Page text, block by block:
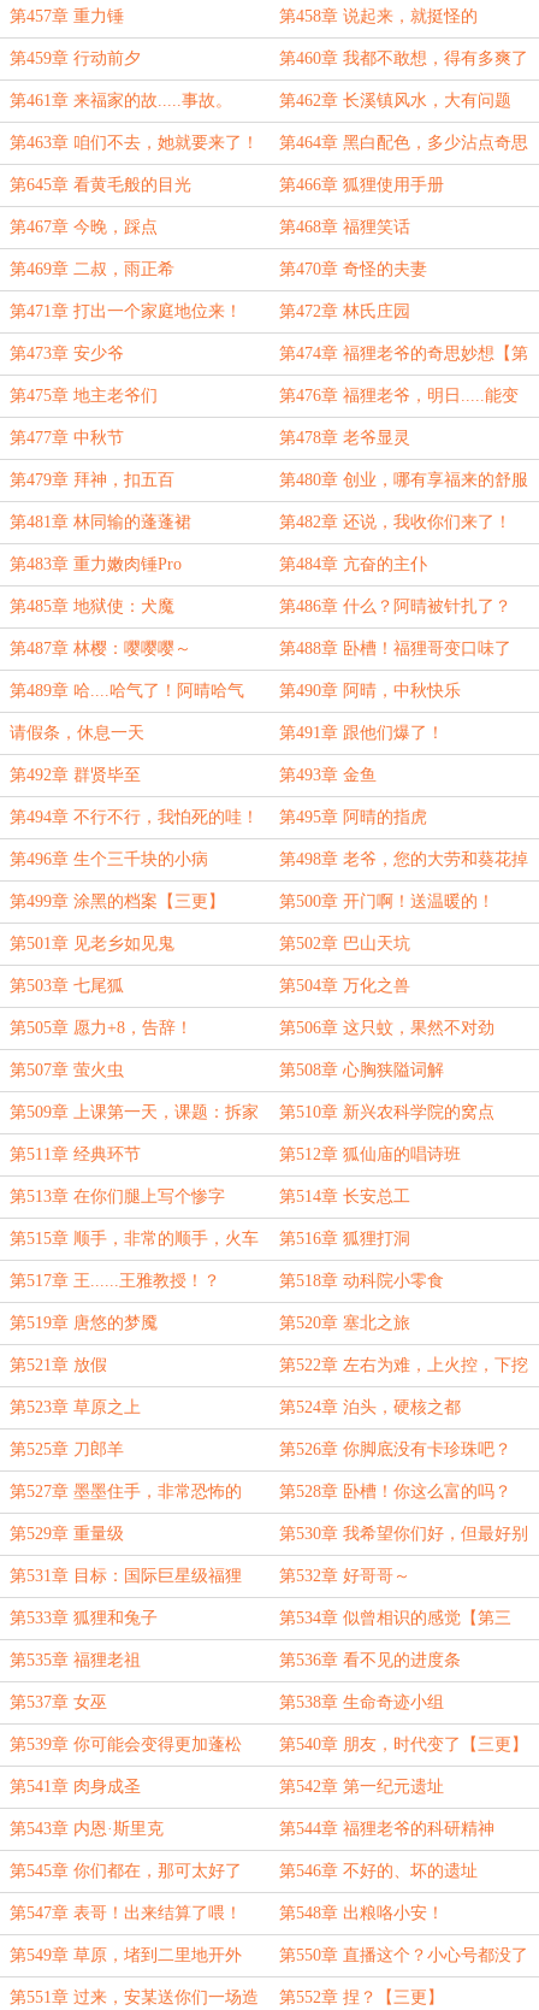
第457章 重力锤 第458章 说起来，就挺怪的
第459章 行动前夕 第460章 我都不敢想，得有多爽了
第461章 来福家的故.....事故。 第462章 长溪镇风水，大有问题
第463章 咱们不去，她就要来了！ 第464章 黑白配色，多少沾点奇思
妙想
第645章 看黄毛般的目光 第466章 狐狸使用手册
第467章 今晚，踩点 第468章 福狸笑话
第469章 二叔，雨正希 第470章 奇怪的夫妻
第471章 打出一个家庭地位来！ 第472章 林氏庄园
第473章 安少爷 第474章 福狸老爷的奇思妙想【第
三更】
第475章 地主老爷们 第476章 福狸老爷，明日.....能变
吗？
第477章 中秋节 第478章 老爷显灵
第479章 拜神，扣五百 第480章 创业，哪有享福来的舒服
第481章 林同输的蓬蓬裙 第482章 还说，我收你们来了！
第483章 重力嫩肉锤Pro 第484章 亢奋的主仆
第485章 地狱使：犬魔 第486章 什么？阿晴被针扎了？
第487章 林樱：嘤嘤嘤～ 第488章 卧槽！福狸哥变口味了
啊？
第489章 哈....哈气了！阿晴哈气
了！
第490章 阿晴，中秋快乐
请假条，休息一天 第491章 跟他们爆了！
第492章 群贤毕至 第493章 金鱼
第494章 不行不行，我怕死的哇！ 第495章 阿晴的指虎
第496章 生个三千块的小病 第498章 老爷，您的大劳和葵花掉
了
第499章 涂黑的档案【三更】 第500章 开门啊！送温暖的！
第501章 见老乡如见鬼 第502章 巴山天坑
第503章 七尾狐 第504章 万化之兽
第505章 愿力+8，告辞！ 第506章 这只蚊，果然不对劲
第507章 萤火虫 第508章 心胸狭隘词解
第509章 上课第一天，课题：拆家 第510章 新兴农科学院的窝点
第511章 经典环节 第512章 狐仙庙的唱诗班
第513章 在你们腿上写个惨字 第514章 长安总工
第515章 顺手，非常的顺手，火车
都准备好了！
第516章 狐狸打洞
第517章 王......王雅教授！？ 第518章 动科院小零食
第519章 唐悠的梦魇 第520章 塞北之旅
第521章 放假 第522章 左右为难，上火控，下挖
道
第523章 草原之上 第524章 泊头，硬核之都
第525章 刀郎羊 第526章 你脚底没有卡珍珠吧？
第527章 墨墨住手，非常恐怖的
哇！
第528章 卧槽！你这么富的吗？
第529章 重量级 第530章 我希望你们好，但最好别
太好
第531章 目标：国际巨星级福狸 第532章 好哥哥～
第533章 狐狸和兔子 第534章 似曾相识的感觉【第三
更】
第535章 福狸老祖 第536章 看不见的进度条
第537章 女巫 第538章 生命奇迹小组
第539章 你可能会变得更加蓬松 第540章 朋友，时代变了【三更】
第541章 肉身成圣 第542章 第一纪元遗址
第543章 内恩·斯里克 第544章 福狸老爷的科研精神
第545章 你们都在，那可太好了
【三更】
第546章 不好的、坏的遗址
第547章 表哥！出来结算了喂！ 第548章 出粮咯小安！
第549章 草原，堵到二里地开外 第550章 直播这个？小心号都没了
第551章 过来，安某送你们一场造 第552章 捏？【三更】